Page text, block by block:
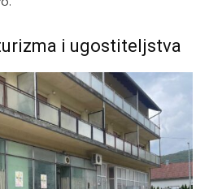
i ugostiteljstva